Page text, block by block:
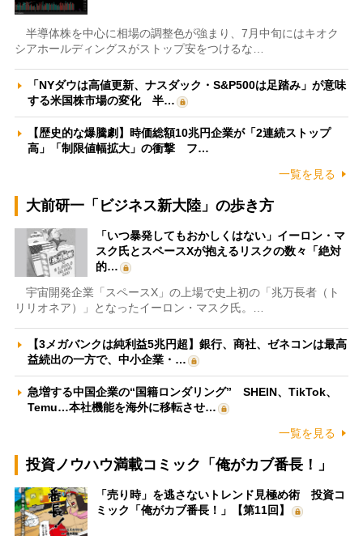
半導体株を中心に相場の調整色が強まり、7月中旬にはキオク
シアホールディングスがストップ安をつけるな…
「NYダウは高値更新、ナスダック・S&P500は足踏み」が意味
する米国株市場の変化 半…
【歴史的な爆騰劇】時価総額10兆円企業が「2連続ストップ
高」「制限値幅拡大」の衝撃 フ…
一覧を見る
大前研一「ビジネス新大陸」の歩き方
「いつ暴発してもおかしくはない」イーロン・マ
スク氏とスペースXが抱えるリスクの数々「絶対
的…
宇宙開発企業「スペースX」の上場で史上初の「兆万長者（ト
リリオネア）」となったイーロン・マスク氏。…
【3メガバンクは純利益5兆円超】銀行、商社、ゼネコンは最高
益続出の一方で、中小企業・…
急増する中国企業の“国籍ロンダリング” SHEIN、TikTok、
Temu…本社機能を海外に移転させ…
一覧を見る
投資ノウハウ満載コミック「俺がカブ番長！」
「売り時」を逃さないトレンド見極め術 投資コ
ミック「俺がカブ番長！」【第11回】